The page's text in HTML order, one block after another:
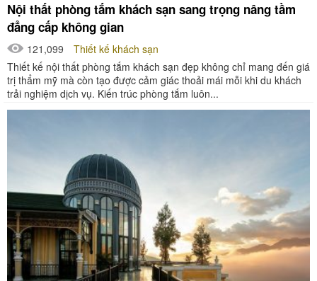
Nội thất phòng tắm khách sạn sang trọng nâng tầm
đẳng cấp không gian
121,099
Thiết kế khách sạn
Thiết kế nội thất phòng tắm khách sạn đẹp không chỉ mang đến giá
trị thẩm mỹ mà còn tạo được cảm giác thoải mái mỗi khi du khách
trải nghiệm dịch vụ. Kiến trúc phòng tắm luôn...